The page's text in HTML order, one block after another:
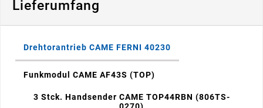
Lieferumfang
Drehtorantrieb CAME FERNI 40230
Funkmodul CAME AF43S (TOP)
3 Stck. Handsender CAME TOP44RBN (806TS-